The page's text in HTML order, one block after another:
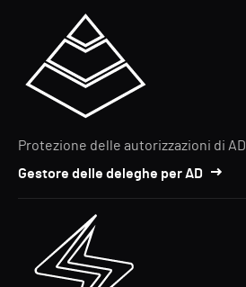
Protezione delle autorizzazioni di AD
Gestore delle deleghe per AD